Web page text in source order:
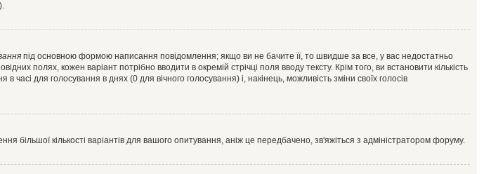
під основною формою написання повідомлення; якщо ви не бачите її, то швидше за все, у вас недостатньо
полях, кожен варіант потрібно вводити в окремій стрічці поля вводу тексту. Крім того, ви встановити кількість
для голосування в днях (0 для вічного голосування) і, накінець, можливість зміни своїх голосів
більшої кількості варіантів для вашого опитування, аніж це передбачено, зв'яжіться з адміністратором форуму.